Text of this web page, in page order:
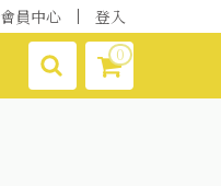
會員中心 登入
0